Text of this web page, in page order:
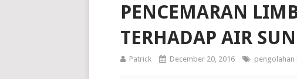
PENCEMARAN
TERHADAP AIR
Patrick December 20, 2016 pengolahan